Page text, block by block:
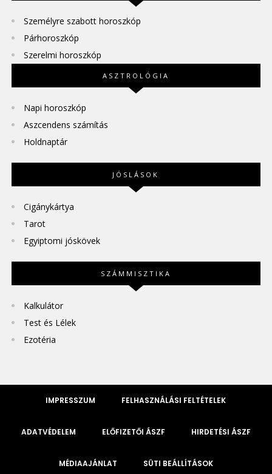
Személyre szabott horoszkóp
Párhoroszkóp
Szerelmi horoszkóp
ASZTROLÓGIA
Napi horoszkóp
Aszcendens számítás
Holdnaptár
JÓSLÁSOK
Cigánykártya
Tarot
Egyiptomi jóskövek
SZÁMMISZTIKA
Kalkulátor
Test és Lélek
Ezotéria
IMPRESSZUM FELHASZNÁLÁSI FELTÉTELEK
ADATVÉDELEM ELŐFIZETŐI ÁSZF HIRDETÉSI ÁSZF
MÉDIAAJÁNLAT SÜTI BEÁLLÍTÁSOK